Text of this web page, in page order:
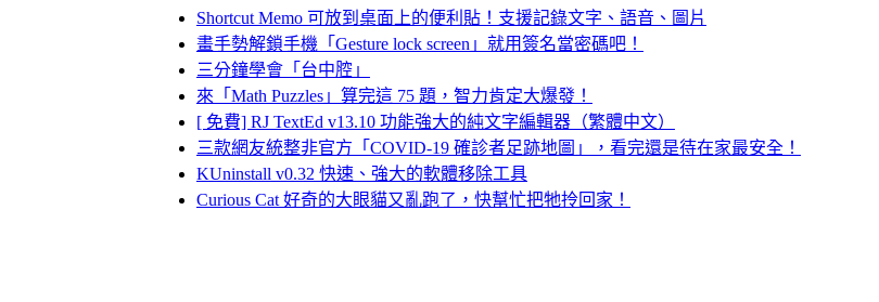
Shortcut Memo 可放到桌面上的便利貼！支援記錄文字、語音、圖片
畫手勢解鎖手機「Gesture lock screen」就用簽名當密碼吧！
三分鐘學會「台中腔」
來「Math Puzzles」算完這 75 題，智力肯定大爆發！
[ 免費] RJ TextEd v13.10 功能強大的純文字編輯器（繁體中文）
三款網友統整非官方「COVID-19 確診者足跡地圖」，看完還是待在家最安全！
KUninstall v0.32 快速、強大的軟體移除工具
Curious Cat 好奇的大眼貓又亂跑了，快幫忙把牠拎回家！